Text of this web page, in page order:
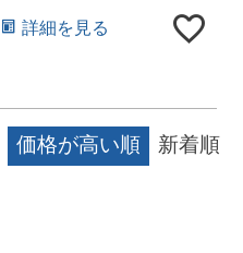
詳細を見る
価格が高い順 新着順